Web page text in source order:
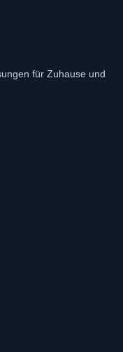
für Zuhause und